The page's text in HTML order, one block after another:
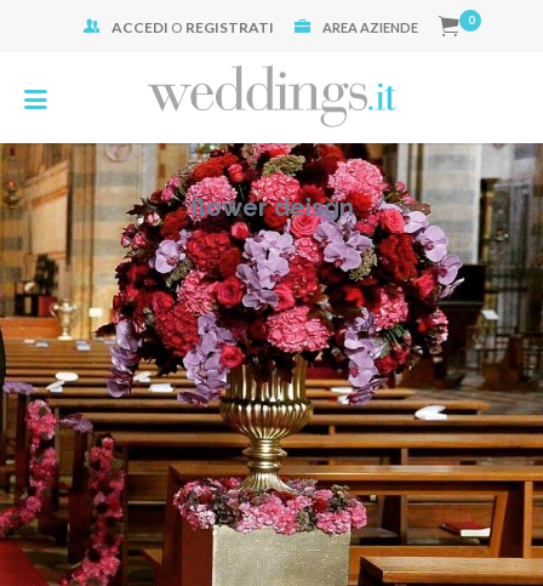
ACCEDI O REGISTRATI AREA AZIENDE 0
flower deisgn